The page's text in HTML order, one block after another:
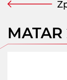
MATAR